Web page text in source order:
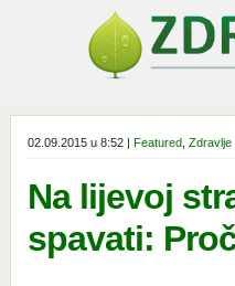
02.09.2015 u 8:52 | Featured, Zdravlje
Na lijevoj
spavati: